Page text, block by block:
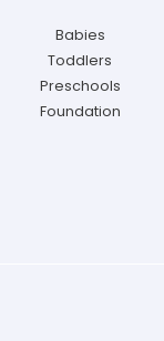
Babies
Toddlers
Preschools
Foundation